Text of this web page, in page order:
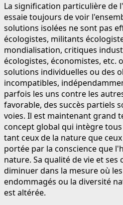
La signification particulière de
essaie toujours de voir
solutions isolées ne sont pas
écologistes, militants
mondialisation, critiques
écologistes, économistes, etc.
solutions individuelles ou des
incompatibles,
parfois les uns contre les
favorable, des succès partiels
voies. Il est maintenant grand
concept global qui intègre tous
tant ceux de la nature que
portée par la conscience que
nature. Sa qualité de vie et
diminuer dans la mesure où
endommagés ou la diversité
est altérée.